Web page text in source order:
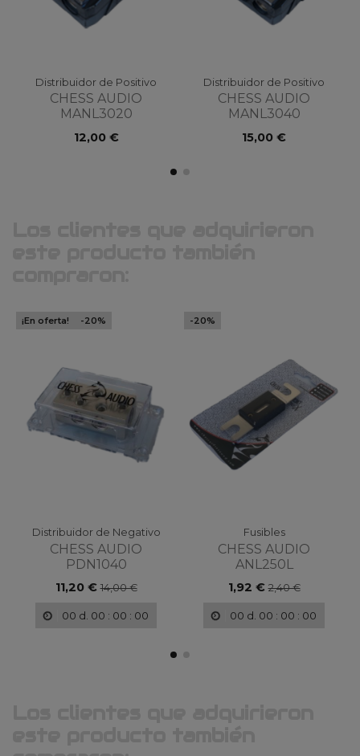
Distribuidor de Positivo
CHESS AUDIO
MANL3020
12,00 €
Distribuidor de Positivo
CHESS AUDIO
MANL3040
15,00 €
¡En oferta! -20%
Distribuidor de Negativo
CHESS AUDIO
PDN1040
11,20 €14,00 €
00 d. 00 : 00 : 00
-20%
Fusibles
CHESS AUDIO
ANL250L
1,92 €2,40 €
00 d. 00 : 00 : 00